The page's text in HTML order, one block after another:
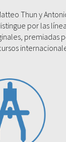
Thun y
por las
premiadas